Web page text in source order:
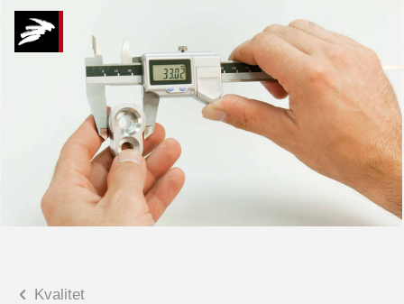
Kvalitet
Praktiske spørgsmål
Spørgsmål til tilmelding, forplejning,
afholdelsessted m.m.
Hvad kan vi hjælpe
dig med?